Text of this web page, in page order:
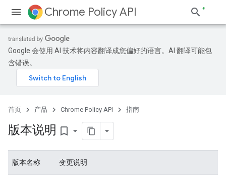
Chrome Policy API
Google 会使用 AI 技术将内容翻译成您偏好的语言。AI 翻译可能包
含错误。
首页 产品 Chrome Policy API 指南
版本说明 bookmark_border
版本名称 变更说明